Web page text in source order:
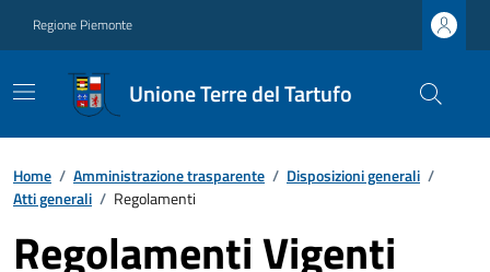
Regione Piemonte
Unione Terre del Tartufo
Home / Amministrazione trasparente / Disposizioni generali /
Atti generali / Regolamenti
Regolamenti Vigenti